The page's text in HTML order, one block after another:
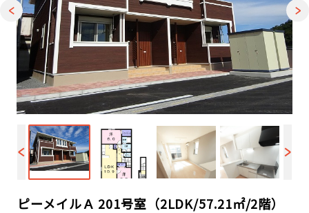
ピーメイルＡ 201号室（2LDK/57.21㎡/2階）